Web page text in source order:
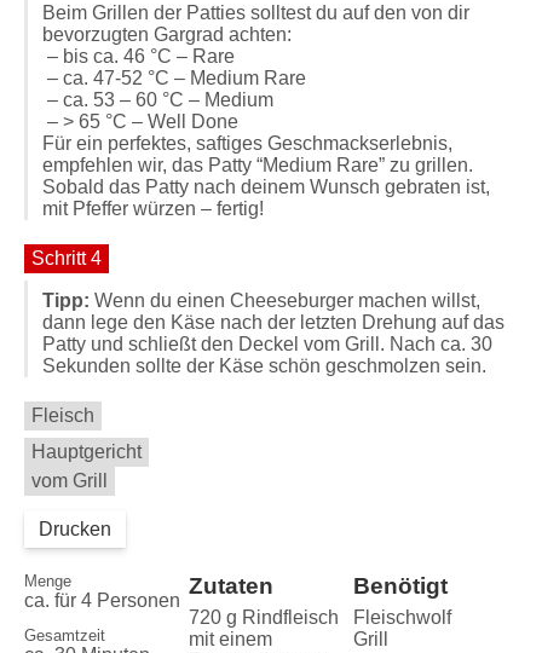
Beim Grillen der Patties solltest du auf den von dir
bevorzugten Gargrad achten:
– bis ca. 46 °C – Rare
– ca. 47-52 °C – Medium Rare
– ca. 53 – 60 °C – Medium
– > 65 °C – Well Done
Für ein perfektes, saftiges Geschmackserlebnis,
empfehlen wir, das Patty “Medium Rare” zu grillen.
Sobald das Patty nach deinem Wunsch gebraten ist,
mit Pfeffer würzen – fertig!
Schritt 4
Tipp: Wenn du einen Cheeseburger machen willst,
dann lege den Käse nach der letzten Drehung auf das
Patty und schließt den Deckel vom Grill. Nach ca. 30
Sekunden sollte der Käse schön geschmolzen sein.
Fleisch
Hauptgericht
vom Grill
Drucken
Menge
ca. für 4 Personen
Gesamtzeit
Zutaten
720 g Rindfleisch
mit einem
Benötigt
Fleischwolf
Grill